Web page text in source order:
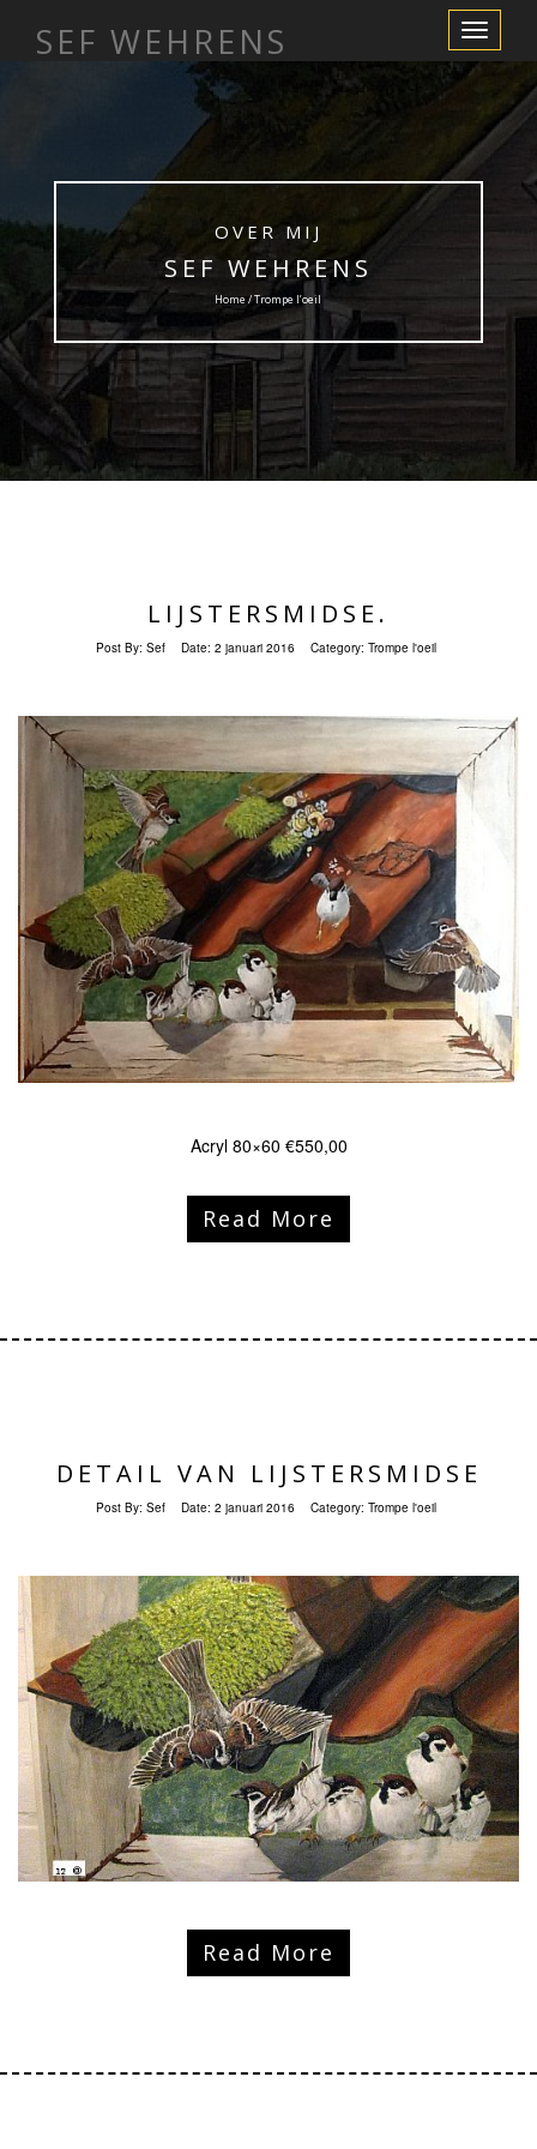
Toggle
Navigation
SEF WEHRENS
OVER MIJ
SEF WEHRENS
Home / Trompe l’oeil
LIJSTERSMIDSE.
Post By: Sef Date: 2 januari 2016 Category: Trompe l'oeil
Acryl 80×60 €550,00
Read More
DETAIL VAN LIJSTERSMIDSE
Post By: Sef Date: 2 januari 2016 Category: Trompe l'oeil
Read More